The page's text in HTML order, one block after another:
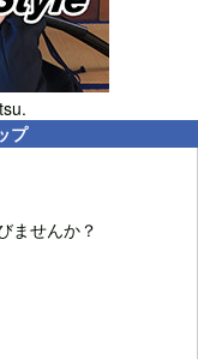
プ
ませんか？